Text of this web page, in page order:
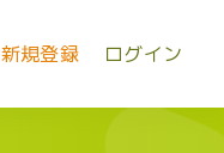
新規登録 ログイン